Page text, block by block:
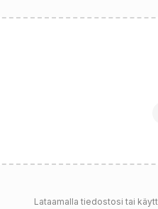
Lataamalla tiedostosi tai